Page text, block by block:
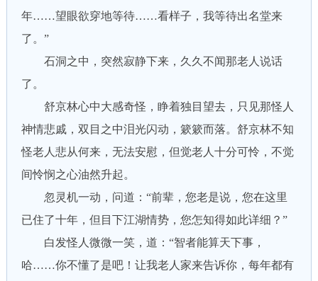
年……望眼欲穿地等待……看样子，我等待出名堂来
了。”
石洞之中，突然寂静下来，久久不闻那老人说话
了。
舒京林心中大感奇怪，睁着独目望去，只见那怪人
神情悲戚，双目之中泪光闪动，簌簌而落。舒京林不知
怪老人悲从何来，无法安慰，但觉老人十分可怜，不觉
间怜悯之心油然升起。
忽灵机一动，问道：“前辈，您老是说，您在这里
已住了十年，但目下江湖情势，您怎知得如此详细？”
白发怪人微微一笑，道：“智者能算天下事，
哈……你不懂了是吧！让我老人家来告诉你，每年都有